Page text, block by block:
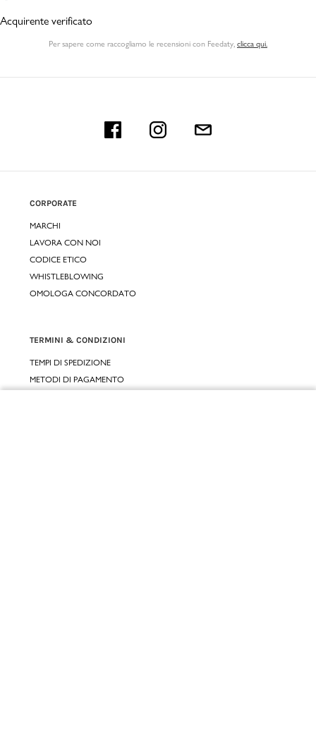
Acquirente verificato
Per sapere come raccogliamo le recensioni con Feedaty, clicca qui.
CORPORATE
MARCHI
LAVORA CON NOI
CODICE ETICO
WHISTLEBLOWING
OMOLOGA CONCORDATO
TERMINI & CONDIZIONI
TEMPI DI SPEDIZIONE
METODI DI PAGAMENTO